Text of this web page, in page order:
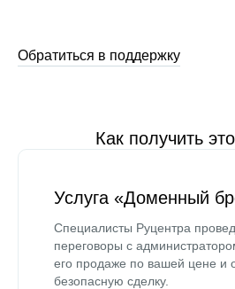
Обратиться в поддержку
Как получить
Услуга «Доменный
Специалисты Руцентра
переговоры с
его продаже по вашей цене и
безопасную сделку.